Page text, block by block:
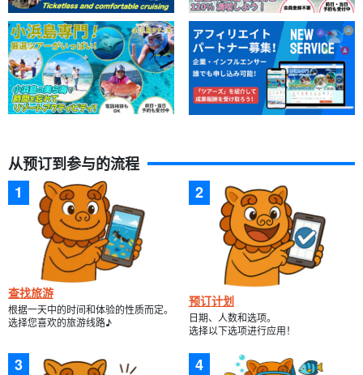
从预订到参与的流程
查找旅游
根据一天中的时间和体验的性质而定。
选择您喜欢的旅游线路♪
预订计划
日期、人数和选项。
选择以下选项进行应用！